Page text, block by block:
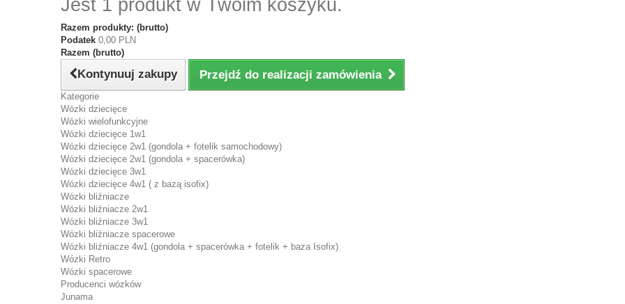
Jest 1 produkt w Twoim koszyku.
Razem produkty: (brutto)
Podatek 0,00 PLN
Razem (brutto)
Kontynuuj zakupy Przejdź do realizacji zamówienia
Kategorie
Wózki dziecięce
Wózki wielofunkcyjne
Wózki dziecięce 1w1
Wózki dziecięce 2w1 (gondola + fotelik samochodowy)
Wózki dziecięce 2w1 (gondola + spacerówka)
Wózki dziecięce 3w1
Wózki dziecięce 4w1 ( z bazą isofix)
Wózki bliźniacze
Wózki bliźniacze 2w1
Wózki bliźniacze 3w1
Wózki bliźniacze spacerowe
Wózki bliźniacze 4w1 (gondola + spacerówka + fotelik + baza Isofix)
Wózki Retro
Wózki spacerowe
Producenci wózków
Junama